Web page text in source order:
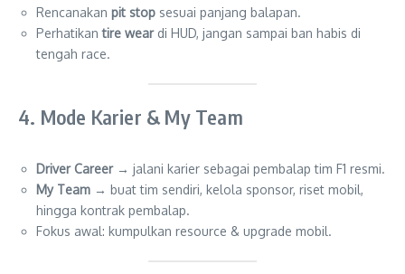
Rencanakan pit stop sesuai panjang balapan.
Perhatikantire weardi HUD, jangan sampai ban habis di
tengah race.
4. Mode Karier & My Team
Driver Career→ jalani karier sebagai pembalap tim F1 resmi.
My Team → buat tim sendiri, kelola sponsor, riset mobil,
hingga kontrak pembalap.
Fokus awal: kumpulkan resource & upgrade mobil.